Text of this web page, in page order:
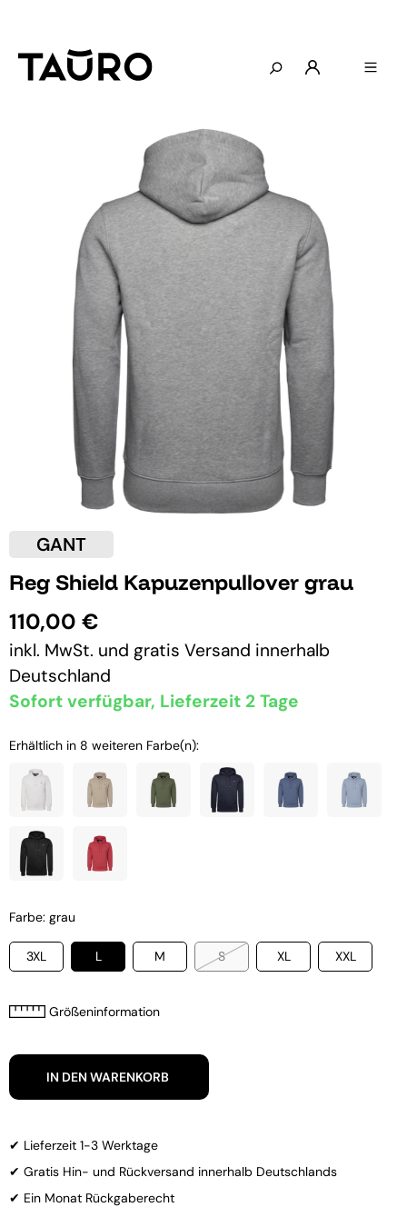
GANT
Reg Shield Kapuzenpullover grau
110,00 €
inkl. MwSt. und gratis Versand innerhalb
Deutschland
Sofort verfügbar, Lieferzeit 2 Tage
Erhältlich in 8 weiteren Farbe(n):
Farbe: grau
3XL L M S XL XXL
Größeninformation
IN DEN WARENKORB
✔ Lieferzeit 1-3 Werktage
✔ Gratis Hin- und Rückversand innerhalb Deutschlands
✔ Ein Monat Rückgaberecht